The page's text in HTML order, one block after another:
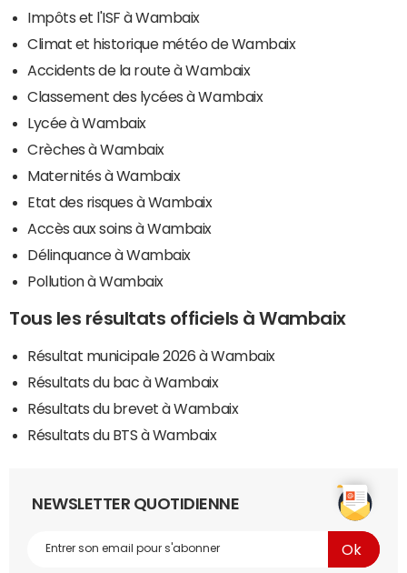
Impôts et l'ISF à Wambaix
Climat et historique météo de Wambaix
Accidents de la route à Wambaix
Classement des lycées à Wambaix
Lycée à Wambaix
Crèches à Wambaix
Maternités à Wambaix
Etat des risques à Wambaix
Accès aux soins à Wambaix
Délinquance à Wambaix
Pollution à Wambaix
Tous les résultats officiels à Wambaix
Résultat municipale 2026 à Wambaix
Résultats du bac à Wambaix
Résultats du brevet à Wambaix
Résultats du BTS à Wambaix
NEWSLETTER QUOTIDIENNE